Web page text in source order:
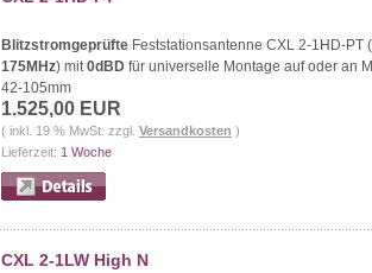
Blitzstromgeprüfte Feststationsantenne CXL 2-1HD-PT (
175MHz) mit0dBD für universelle Montage auf oder an
42-105mm
1.525,00 EUR
( inkl. 19 % MwSt. zzgl. Versandkosten )
Lieferzeit: 1 Woche
CXL 2-1LW High N